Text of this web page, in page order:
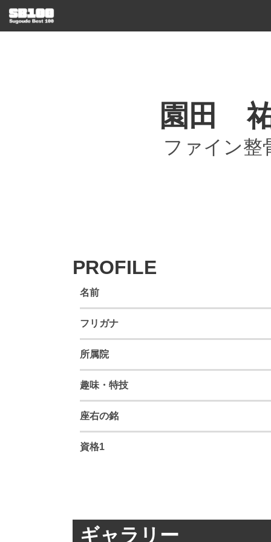
園田
ファイン整
PROFILE
名前
フリガナ
所属院
趣味・特技
座右の銘
資格1
ギャラリー